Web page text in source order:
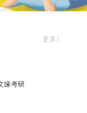
更多》
缘考研